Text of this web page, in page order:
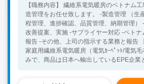
【職務内容】 繊維系電気暖房のベトナム
造管理をお任せ致します。 -製造管理 （生産計画作成、設備、工
程管理、進捗確認、品質管理、納期管理）
改善提案、実施 -サプライヤー対応 -ベト
報告 -その他、上司の指示する業務と報告 【サービス商品】 ・
家庭用繊維系電気暖房（電気ｶｰﾍﾟｯﾄ/電気
みで、商品は日本へ輸出しているEPE企業となり
理、品質管理、設備管理、工場全般管理など） 【歓迎条